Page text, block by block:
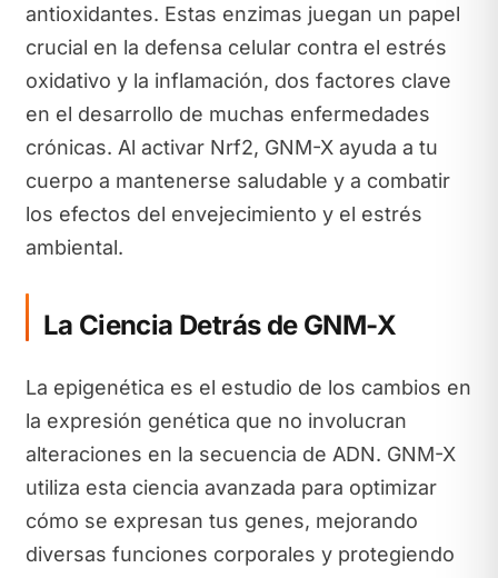
antioxidantes. Estas enzimas juegan un papel
crucial en la defensa celular contra el estrés
oxidativo y la inflamación, dos factores clave
en el desarrollo de muchas enfermedades
crónicas. Al activar Nrf2, GNM-X ayuda a tu
cuerpo a mantenerse saludable y a combatir
los efectos del envejecimiento y el estrés
ambiental.
La Ciencia Detrás de GNM-X
La epigenética es el estudio de los cambios en
la expresión genética que no involucran
alteraciones en la secuencia de ADN. GNM-X
utiliza esta ciencia avanzada para optimizar
cómo se expresan tus genes, mejorando
diversas funciones corporales y protegiendo